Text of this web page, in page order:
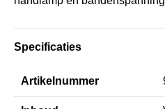
Specificaties
Artikelnummer